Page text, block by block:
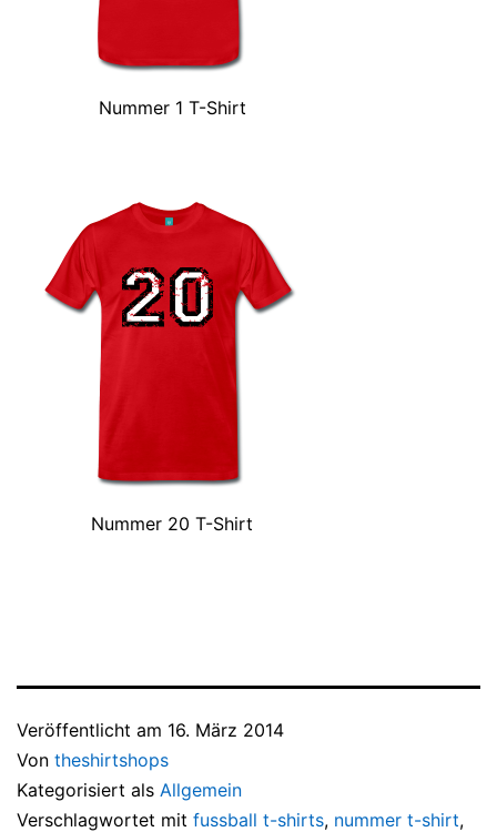
Nummer 1 T-Shirt
Nummer 20 T-Shirt
Veröffentlicht am 16. März 2014
Von theshirtshops
Kategorisiert als Allgemein
Verschlagwortet mit fussball t-shirts, nummer t-shirt,